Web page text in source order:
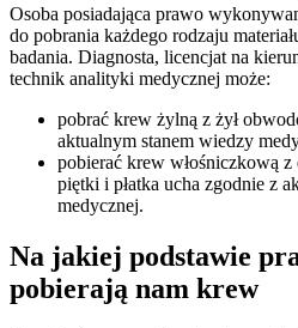
Osoba posiadająca prawo
do pobrania każdego rodzaju
badania. Diagnosta, licencjat na
technik analityki medycznej może:
pobrać krew żylną z żył
aktualnym stanem wiedzy
pobierać krew włośniczkową
piętki i płatka ucha zgodnie z
medycznej.
Na jakiej podstawie
pobierają nam krew